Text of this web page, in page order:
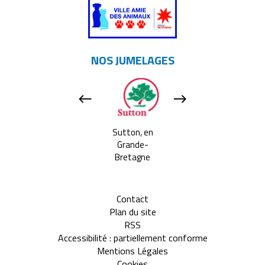
NOS JUMELAGES
Sutton, en
Grande-
Bretagne
Contact
Plan du site
RSS
Accessibilité : partiellement conforme
Mentions Légales